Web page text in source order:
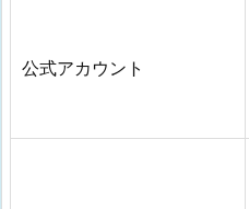
公式アカウント